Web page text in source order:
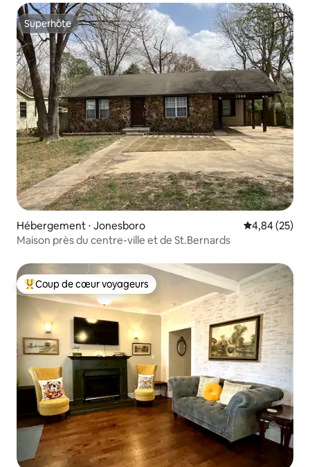
Superhôte
Superhôte
Hébergement ⋅ Jonesboro Évaluation
4,84 (25)
Maison près du centre-ville et de St.Bernards
Coups de cœur voyageurs les plus appréciés
Coup de cœur voyageurs